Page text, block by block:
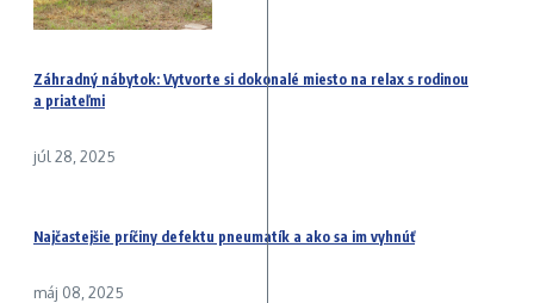
Záhradný nábytok: Vytvorte si dokonalé miesto na relax s rodinou
a priateľmi
júl 28, 2025
Najčastejšie príčiny defektu pneumatík a ako sa im vyhnúť
máj 08, 2025